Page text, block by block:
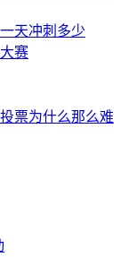
天冲刺多少
赛
票为什么那么难